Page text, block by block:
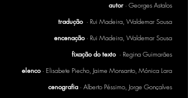
autor · Georges Astalos
tradução · Rui Madeira, Waldemar Sousa
encenação· Rui Madeira, Waldemar Sousa
fixação do texto · Regina Guimarães
elenco· Elisabete Piecho, Jaime Monsanto, Mónica Lara
cenografia · Alberto Péssimo, Jorge Gonçalves